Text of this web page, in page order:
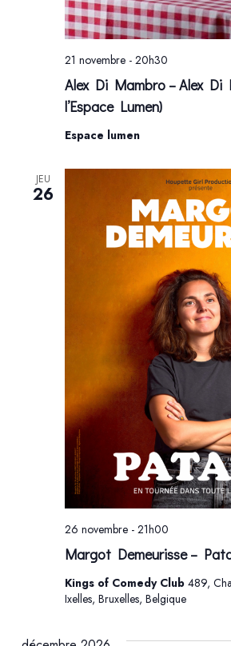
Alex Di Mambro – Alex Di
l’Espace Lumen)
21 novembre - 20h30
Espace lumen
JEU
26
Margot Demeurisse –
26 novembre - 21h00
Kings of Comedy Club 489,
Ixelles, Bruxelles, Belgique